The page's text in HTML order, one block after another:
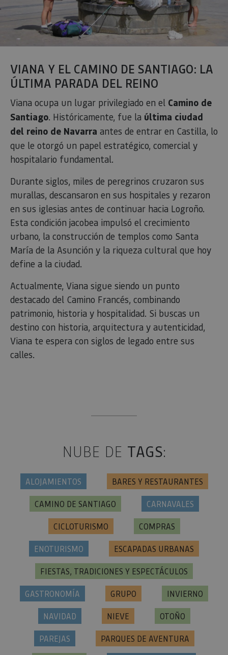
VIANA Y EL CAMINO DE SANTIAGO: LA
ÚLTIMA PARADA DEL REINO
Viana ocupa un lugar privilegiado en el Camino de
Santiago. Históricamente, fue la última ciudad
del reino de Navarra antes de entrar en Castilla, lo
que le otorgó un papel estratégico, comercial y
hospitalario fundamental.
Durante siglos, miles de peregrinos cruzaron sus
murallas, descansaron en sus hospitales y rezaron
en sus iglesias antes de continuar hacia Logroño.
Esta condición jacobea impulsó el crecimiento
urbano, la construcción de templos como Santa
María de la Asunción y la riqueza cultural que hoy
define a la ciudad.
Actualmente, Viana sigue siendo un punto
destacado del Camino Francés, combinando
patrimonio, historia y hospitalidad. Si buscas un
destino con historia, arquitectura y autenticidad,
Viana te espera con siglos de legado entre sus
calles.
NUBE DE TAGS:
ALOJAMIENTOS BARES Y RESTAURANTES
CAMINO DE SANTIAGO CARNAVALES
CICLOTURISMO COMPRAS
ENOTURISMO ESCAPADAS URBANAS
FIESTAS, TRADICIONES Y ESPECTÁCULOS
GASTRONOMÍA GRUPO INVIERNO
NAVIDAD NIEVE OTOÑO
PAREJAS PARQUES DE AVENTURA